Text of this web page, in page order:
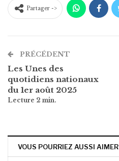
Partager ->
PRÉCÉDENT
Les Unes des
quotidiens nationaux
du 1er août 2025
VOUS POURRIEZ AUSSI AIMER